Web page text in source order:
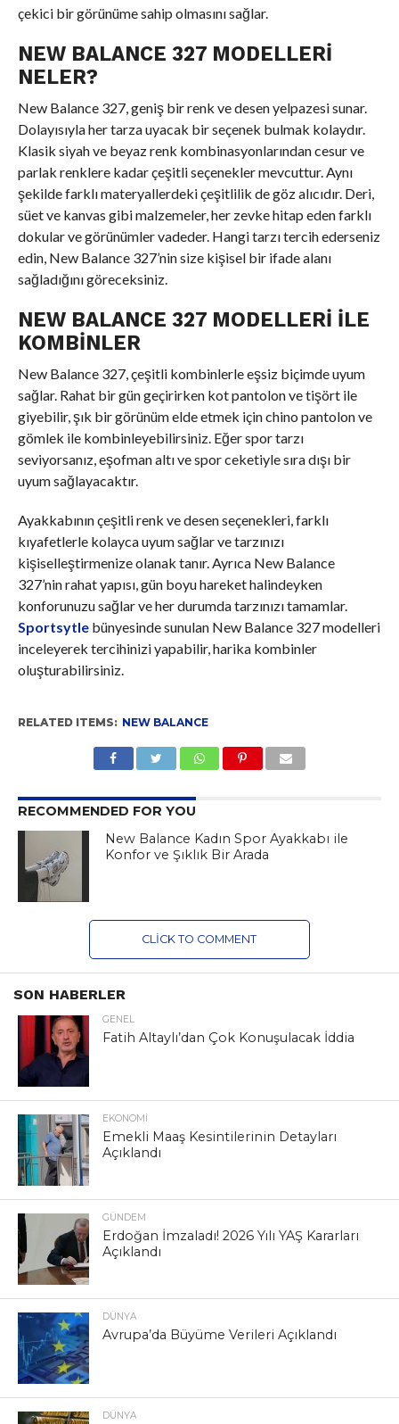
çekici bir görünüme sahip olmasını sağlar.
NEW BALANCE 327 MODELLERI
NELER?
New Balance 327, geniş bir renk ve desen yelpazesi sunar.
Dolayısıyla her tarza uyacak bir seçenek bulmak kolaydır.
Klasik siyah ve beyaz renk kombinasyonlarından cesur ve
parlak renklere kadar çeşitli seçenekler mevcuttur. Aynı
şekilde farklı materyallerdeki çeşitlilik de göz alıcıdır. Deri,
süet ve kanvas gibi malzemeler, her zevke hitap eden farklı
dokular ve görünümler vadeder. Hangi tarzı tercih ederseniz
edin, New Balance 327’nin size kişisel bir ifade alanı
sağladığını göreceksiniz.
NEW BALANCE 327 MODELLERI ILE
KOMBINLER
New Balance 327, çeşitli kombinlerle eşsiz biçimde uyum
sağlar. Rahat bir gün geçirirken kot pantolon ve tişört ile
giyebilir, şık bir görünüm elde etmek için chino pantolon ve
gömlek ile kombinleyebilirsiniz. Eğer spor tarzı
seviyorsanız, eşofman altı ve spor ceketiyle sıra dışı bir
uyum sağlayacaktır.
Ayakkabının çeşitli renk ve desen seçenekleri, farklı
kıyafetlerle kolayca uyum sağlar ve tarzınızı
kişiselleştirmenize olanak tanır. Ayrıca New Balance
327’nin rahat yapısı, gün boyu hareket halindeyken
konforunuzu sağlar ve her durumda tarzınızı tamamlar.
Sportsytlebünyesinde sunulan New Balance 327 modelleri
inceleyerek tercihinizi yapabilir, harika kombinler
oluşturabilirsiniz.
RELATED ITEMS: NEW BALANCE
RECOMMENDED FOR YOU
New Balance Kadın Spor Ayakkabı ile
Konfor ve Şıklık Bir Arada
CLICK TO COMMENT
SON HABERLER
GENEL
Fatih Altaylı’dan Çok Konuşulacak İddia
EKONOMI
Emekli Maaş Kesintilerinin Detayları
Açıklandı
GÜNDEM
Erdoğan İmzaladı! 2026 Yılı YAŞ Kararları
Açıklandı
DÜNYA
Avrupa’da Büyüme Verileri Açıklandı
DÜNYA